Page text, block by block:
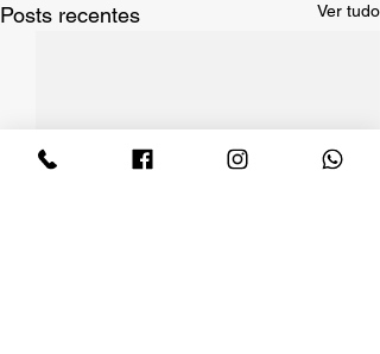
Posts recentes Ver tudo